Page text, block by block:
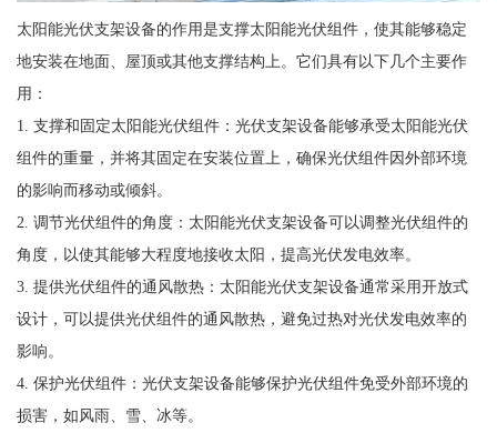
太阳能光伏支架设备的作用是支撑太阳能光伏组件，使其能够稳定
地安装在地面、屋顶或其他支撑结构上。它们具有以下几个主要作
用：
1. 支撑和固定太阳能光伏组件：光伏支架设备能够承受太阳能光伏
组件的重量，并将其固定在安装位置上，确保光伏组件因外部环境
的影响而移动或倾斜。
2. 调节光伏组件的角度：太阳能光伏支架设备可以调整光伏组件的
角度，以使其能够大程度地接收太阳，提高光伏发电效率。
3. 提供光伏组件的通风散热：太阳能光伏支架设备通常采用开放式
设计，可以提供光伏组件的通风散热，避免过热对光伏发电效率的
影响。
4. 保护光伏组件：光伏支架设备能够保护光伏组件免受外部环境的
损害，如风雨、雪、冰等。